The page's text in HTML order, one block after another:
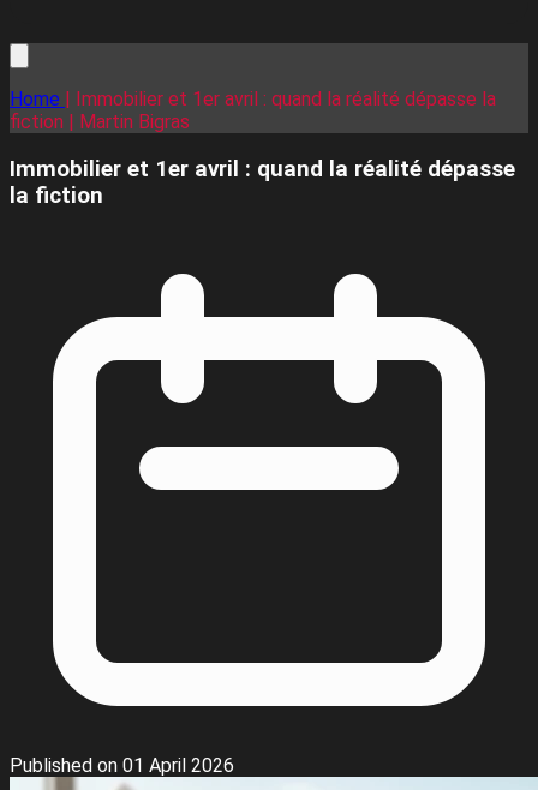
Home | Immobilier et 1er avril : quand la réalité dépasse la
fiction | Martin Bigras
Immobilier et 1er avril : quand la réalité dépasse
la fiction
Published on 01 April 2026